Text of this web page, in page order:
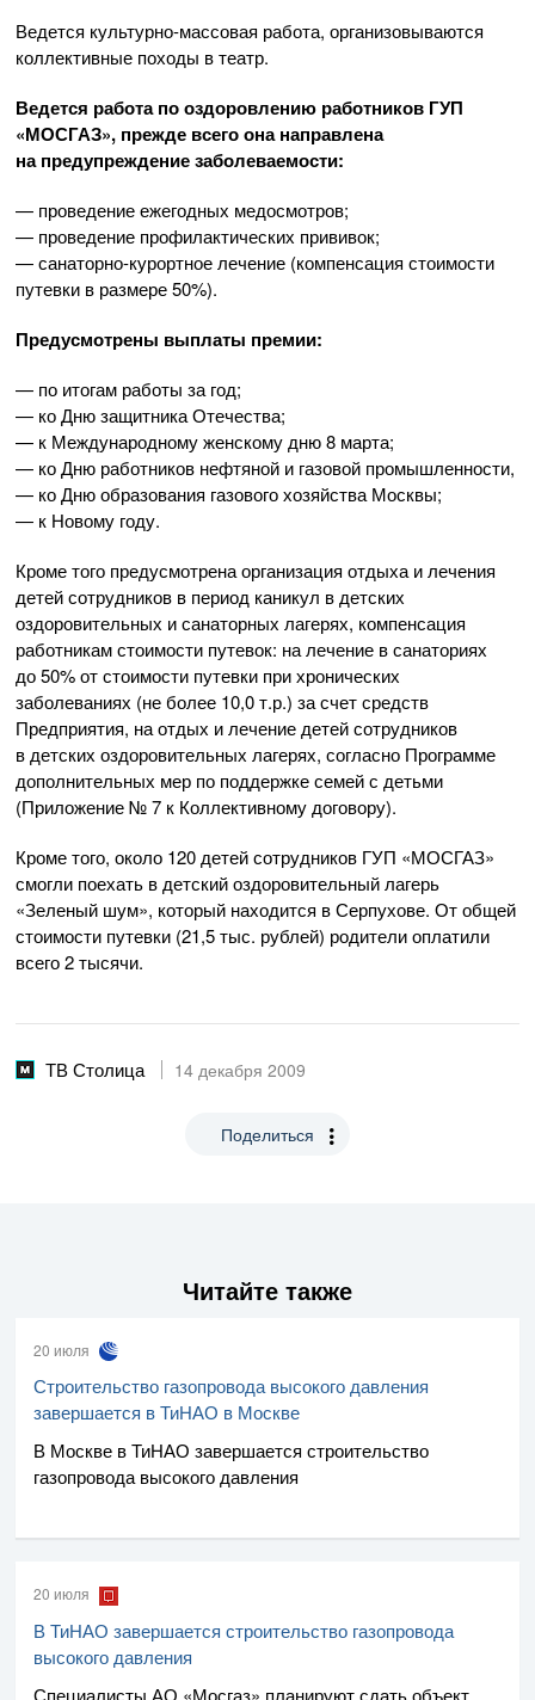
Ведется культурно-массовая работа, организовываются
коллективные походы в театр.
Ведется работа по оздоровлению работников ГУП
«МОСГАЗ», прежде всего она направлена
на предупреждение заболеваемости:
— проведение ежегодных медосмотров;
— проведение профилактических прививок;
—санаторно-курортное лечение (компенсация стоимости
путевки в размере 50%).
Предусмотрены выплаты премии:
— по итогам работы за год;
— ко Дню защитника Отечества;
— к Международному женскому дню 8 марта;
— ко Дню работников нефтяной и газовой промышленности,
— ко Дню образования газового хозяйства Москвы;
— к Новому году.
Кроме того предусмотрена организация отдыха и лечения
детей сотрудников в период каникул в детских
оздоровительных и санаторных лагерях, компенсация
работникам стоимости путевок: на лечение в санаториях
до 50% от стоимости путевки при хронических
заболеваниях (не более 10,0 т.р.) за счет средств
Предприятия, на отдых и лечение детей сотрудников
в детских оздоровительных лагерях, согласно Программе
дополнительных мер по поддержке семей с детьми
(Приложение № 7 к Коллективному договору).
Кроме того, около 120 детей сотрудников ГУП «МОСГАЗ»
смогли поехать в детский оздоровительный лагерь
«Зеленый шум», который находится в Серпухове. От общей
стоимости путевки (21,5 тыс. рублей) родители оплатили
всего 2 тысячи.
ТВ Столица 14 декабря 2009
Поделиться
Читайте также
20 июля
Строительство газопровода высокого давления
завершается в ТиНАО в Москве
В Москве в ТиНАО завершается строительство
газопровода высокого давления
20 июля
В ТиНАО завершается строительство газопровода
высокого давления